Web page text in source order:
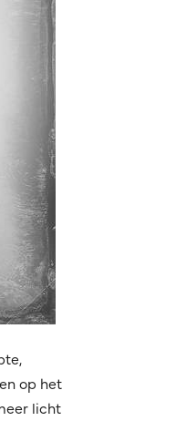
op het
licht